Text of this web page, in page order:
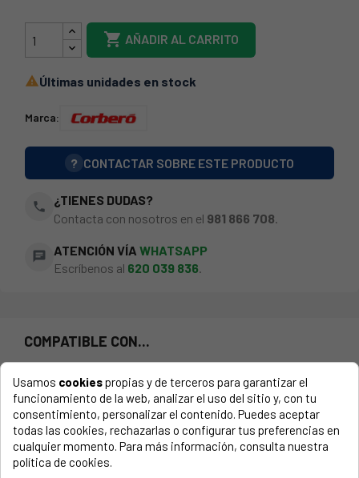
44ZN0012
 AÑADIR AL CARRITO
Últimas unidades en stock
Marca:
? CONTACTAR SOBRE ESTE PRODUCTO
phone
¿TIENES DUDAS?
Contacta con nosotros en el 981 866 708
chat ATENCIÓN VÍA WHATSAPP
Escríbenos al 620 039 836.
COMPATIBLE CON...
electrodoméstico. Suele estar formado por números y
letras.
Usamos cookiespropias y de terceros para garantizar el
funcionamiento de la web, analizar el uso del sitio y, con tu
consentimiento, personalizar el contenido. Puedes aceptar
todas las cookies, rechazarlas o configurar tus preferencias en
cualquier momento. Para más información, consulta nuestra
política de cookies.